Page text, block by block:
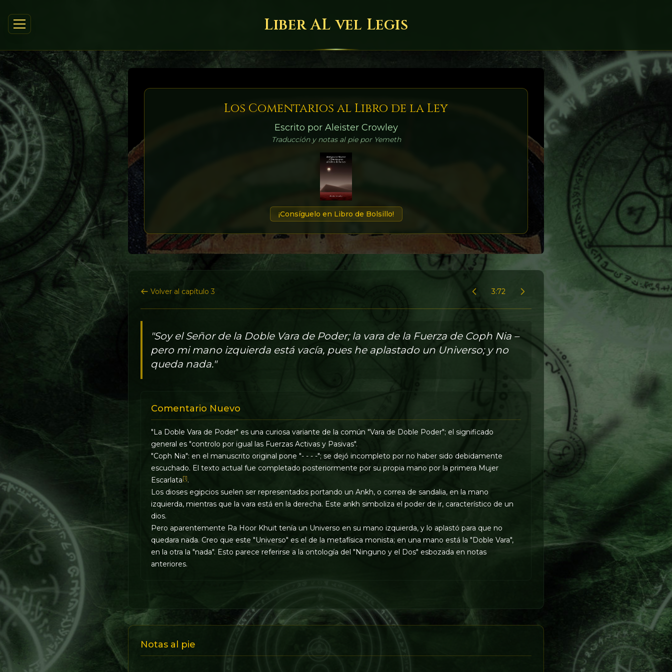
Liber AL vel Legis
Los Comentarios al Libro de la Ley
Escrito por Aleister Crowley
Traducción y notas al pie por Yemeth
¡Consíguelo en Libro de Bolsillo!
Volver al capítulo 3 3:72
"Soy el Señor de la Doble Vara de Poder; la vara de la Fuerza de Coph Nia –
pero mi mano izquierda está vacía, pues he aplastado un Universo; y no
queda nada."
Comentario Nuevo
"La Doble Vara de Poder" es una curiosa variante de la común "Vara de Doble Poder"; el significado
general es "controlo por igual las Fuerzas Activas y Pasivas".
"Coph Nia": en el manuscrito original pone "- - - -"; se dejó incompleto por no haber sido debidamente
escuchado. El texto actual fue completado posteriormente por su propia mano por la primera Mujer
Escarlata[1].
Los dioses egipcios suelen ser representados portando un Ankh, o correa de sandalia, en la mano
izquierda, mientras que la vara está en la derecha. Este ankh simboliza el poder de ir, característico de un
dios.
Pero aparentemente Ra Hoor Khuit tenía un Universo en su mano izquierda, y lo aplastó para que no
quedara nada. Creo que este "Universo" es el de la metafísica monista; en una mano está la "Doble Vara",
en la otra la "nada". Esto parece referirse a la ontología del "Ninguno y el Dos" esbozada en notas
anteriores.
Notas al pie